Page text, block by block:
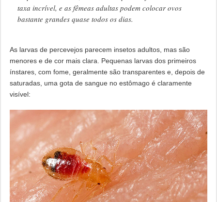
taxa incrível, e as fêmeas adultas podem colocar ovos
bastante grandes quase todos os dias.
As larvas de percevejos parecem insetos adultos, mas são
menores e de cor mais clara. Pequenas larvas dos primeiros
ínstares, com fome, geralmente são transparentes e, depois de
saturadas, uma gota de sangue no estômago é claramente
visível: